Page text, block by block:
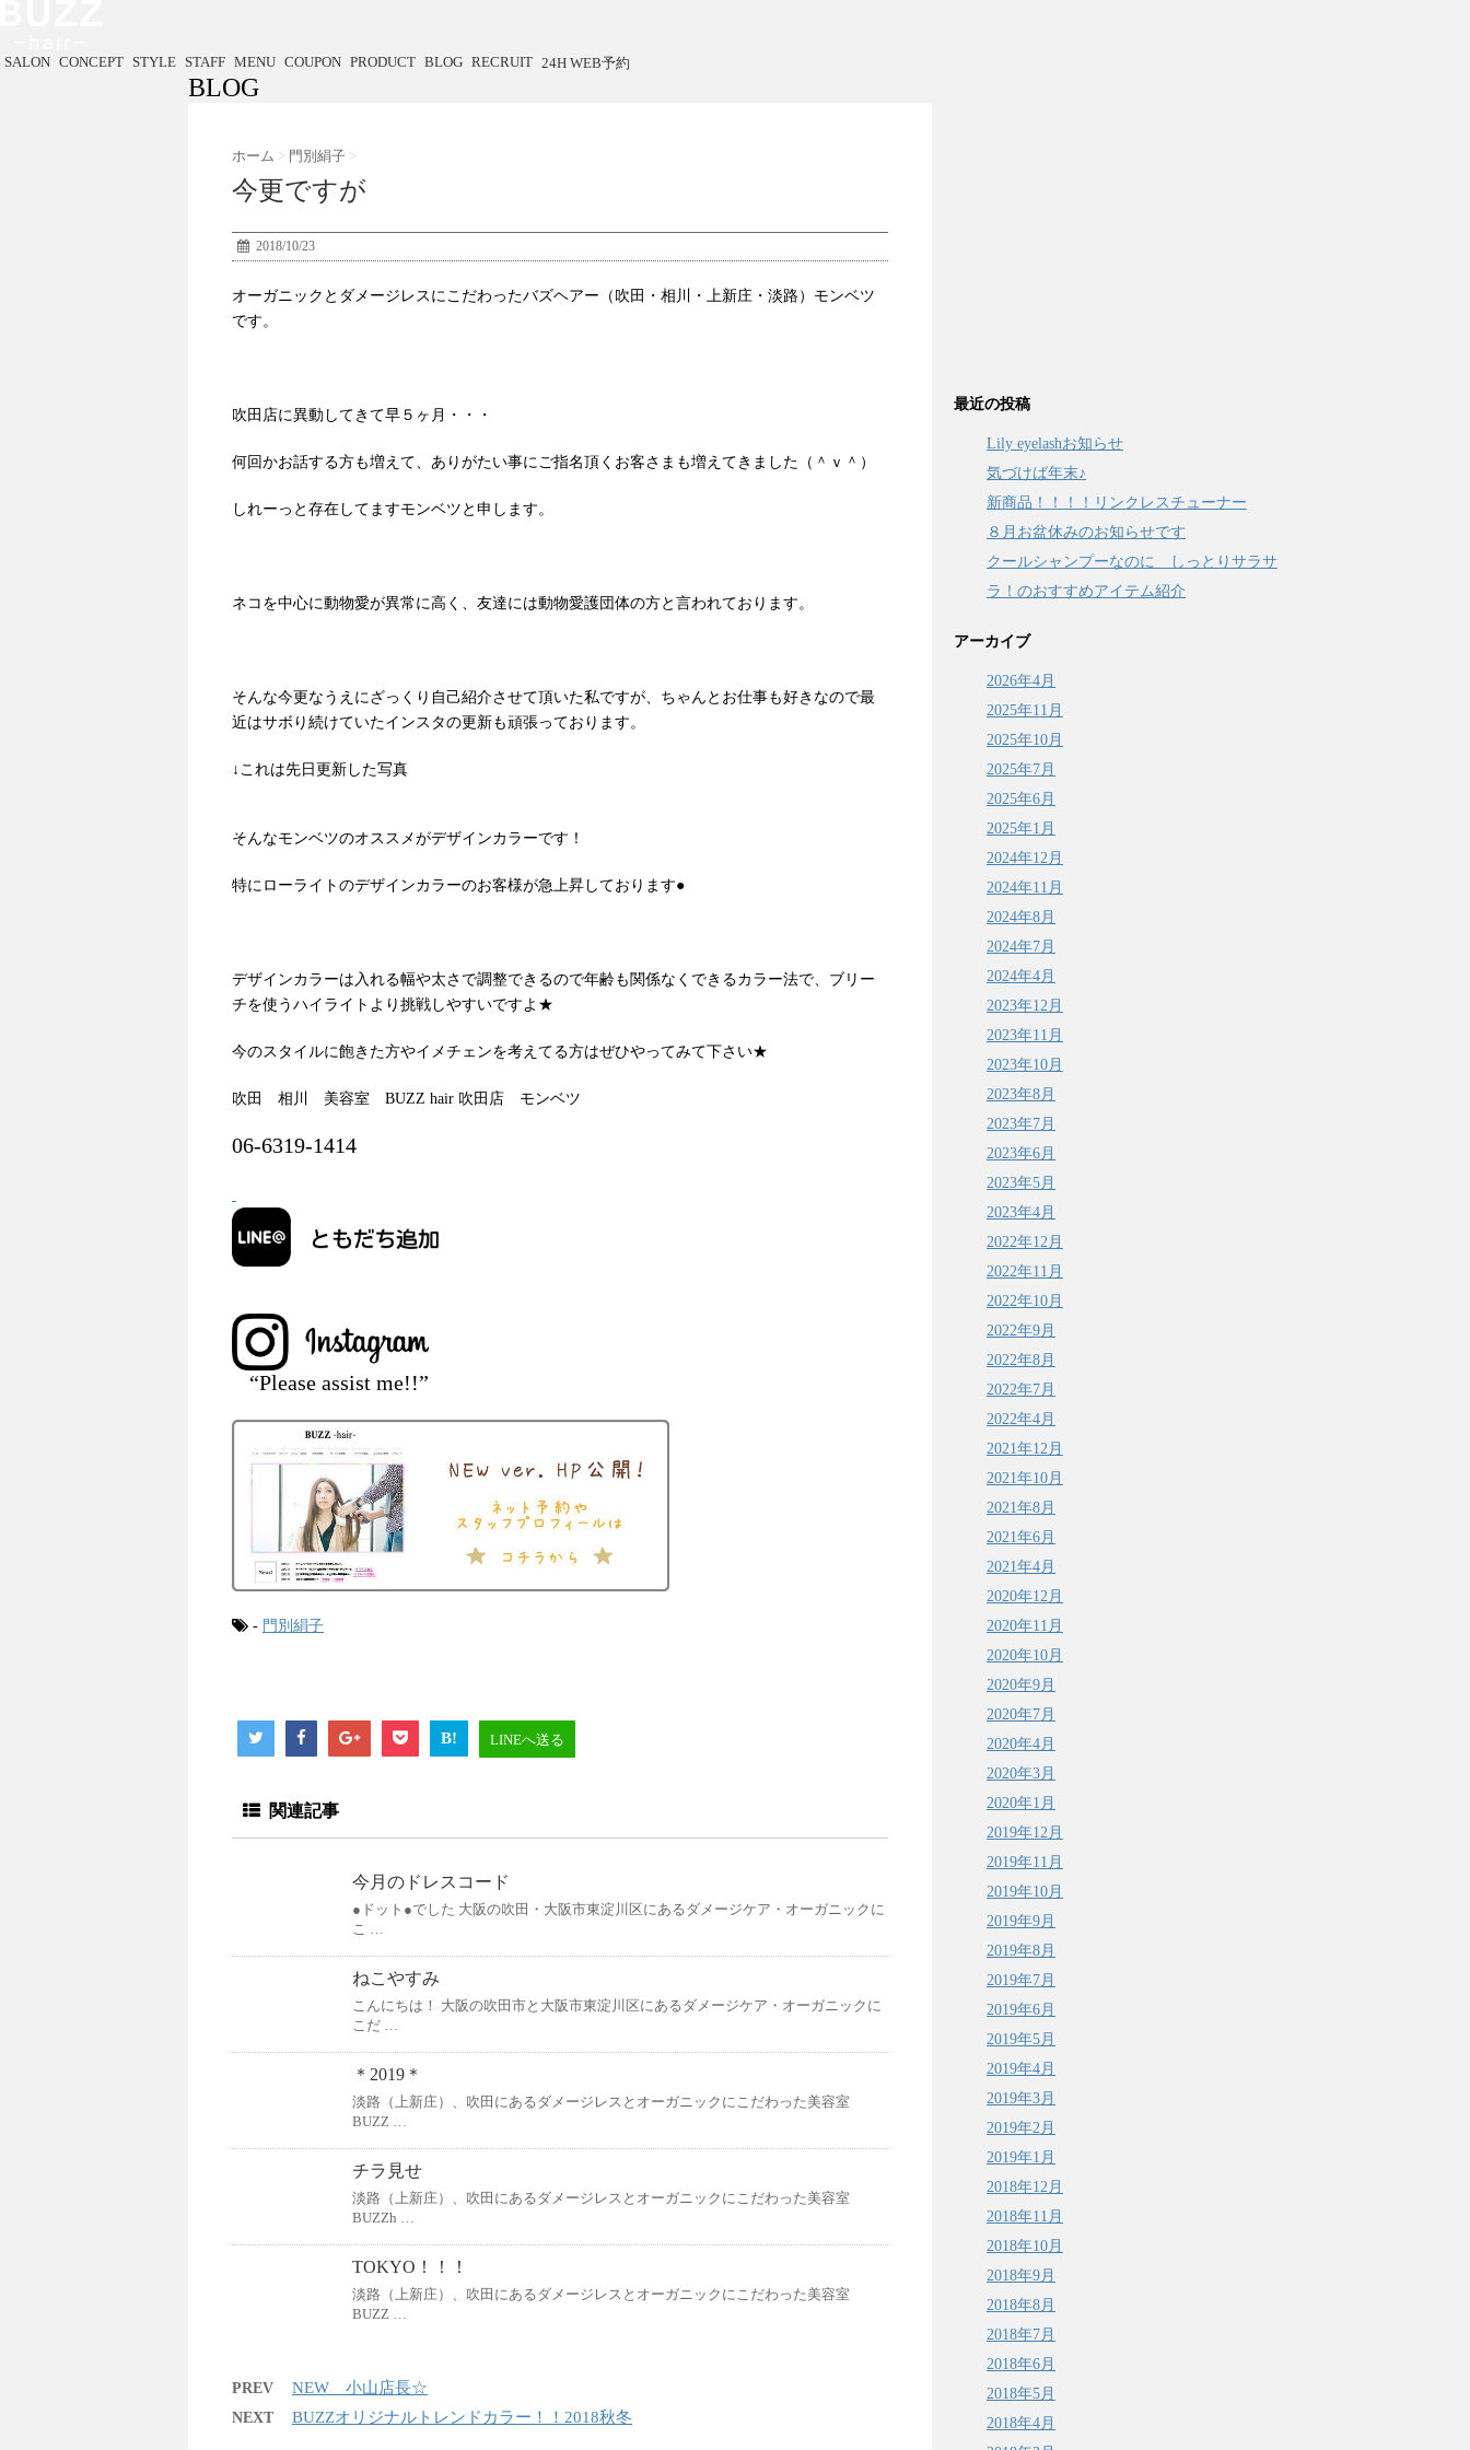
SALON CONCEPT STYLE STAFF MENU COUPON PRODUCT BLOG RECRUIT 24H WEB予約
BLOG
ホーム > 門別絹子 >
今更ですが
2018/10/23
オーガニックとダメージレスにこだわったバズヘアー（吹田・相川・上新庄・淡路）モンベツ
です。
吹田店に異動してきて早５ヶ月・・・
何回かお話する方も増えて、ありがたい事にご指名頂くお客さまも増えてきました（＾ｖ＾）
しれーっと存在してますモンベツと申します。
ネコを中心に動物愛が異常に高く、友達には動物愛護団体の方と言われております。
そんな今更なうえにざっくり自己紹介させて頂いた私ですが、ちゃんとお仕事も好きなので最
近はサボり続けていたインスタの更新も頑張っております。
↓これは先日更新した写真
そんなモンベツのオススメがデザインカラーです！
特にローライトのデザインカラーのお客様が急上昇しております●
デザインカラーは入れる幅や太さで調整できるので年齢も関係なくできるカラー法で、ブリー
チを使うハイライトより挑戦しやすいですよ★
今のスタイルに飽きた方やイメチェンを考えてる方はぜひやってみて下さい★
吹田 相川 美容室 BUZZ hair 吹田店 モンベツ
06-6319-1414
“Please assist me!!”
- 門別絹子
B! LINEへ送る
関連記事
今月のドレスコード
●ドット●でした 大阪の吹田・大阪市東淀川区にあるダメージケア・オーガニックに
こ …
ねこやすみ
こんにちは！ 大阪の吹田市と大阪市東淀川区にあるダメージケア・オーガニックに
こだ …
＊2019＊
淡路（上新庄）、吹田にあるダメージレスとオーガニックにこだわった美容室
BUZZ …
チラ見せ
淡路（上新庄）、吹田にあるダメージレスとオーガニックにこだわった美容室
BUZZh …
TOKYO！！！
淡路（上新庄）、吹田にあるダメージレスとオーガニックにこだわった美容室
BUZZ …
PREV NEW 小山店長☆
NEXT BUZZオリジナルトレンドカラー！！2018秋冬
最近の投稿
Lily eyelashお知らせ
気づけば年末♪
新商品！！！！リンクレスチューナー
８月お盆休みのお知らせです
クールシャンプーなのに しっとりサラサ
ラ！のおすすめアイテム紹介
アーカイブ
2026年4月
2025年11月
2025年10月
2025年7月
2025年6月
2025年1月
2024年12月
2024年11月
2024年8月
2024年7月
2024年4月
2023年12月
2023年11月
2023年10月
2023年8月
2023年7月
2023年6月
2023年5月
2023年4月
2022年12月
2022年11月
2022年10月
2022年9月
2022年8月
2022年7月
2022年4月
2021年12月
2021年10月
2021年8月
2021年6月
2021年4月
2020年12月
2020年11月
2020年10月
2020年9月
2020年7月
2020年4月
2020年3月
2020年1月
2019年12月
2019年11月
2019年10月
2019年9月
2019年8月
2019年7月
2019年6月
2019年5月
2019年4月
2019年3月
2019年2月
2019年1月
2018年12月
2018年11月
2018年10月
2018年9月
2018年8月
2018年7月
2018年6月
2018年5月
2018年4月